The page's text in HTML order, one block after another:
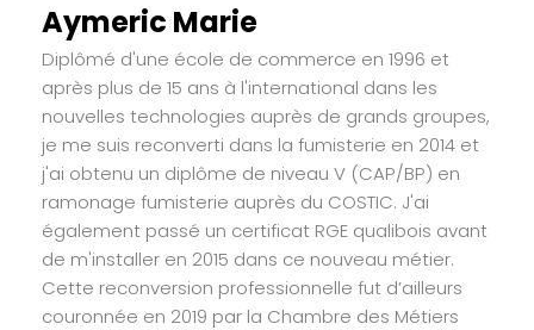
Aymeric Marie
Diplômé d'une école de commerce en 1996 et
après plus de 15 ans à l'international dans les
nouvelles technologies auprès de grands groupes,
je me suis reconverti dans la fumisterie en 2014 et
j'ai obtenu un diplôme de niveau V (CAP/BP) en
ramonage fumisterie auprès du COSTIC. J'ai
également passé un certificat RGE qualibois avant
de m'installer en 2015 dans ce nouveau métier.
Cette reconversion professionnelle fut d’ailleurs
couronnée en 2019 par la Chambre des Métiers